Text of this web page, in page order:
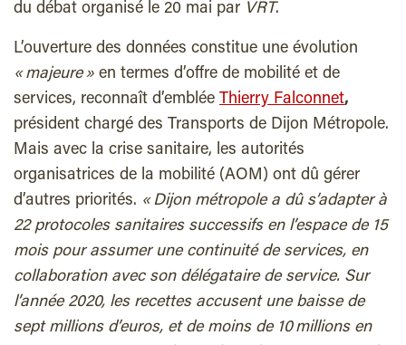
du débat organisé le 20 mai par VRT.
L’ouverture des données constitue une évolution
« majeure » en termes d’offre de mobilité et de
services, reconnaît d’emblée Thierry Falconnet,
président chargé des Transports de Dijon Métropole.
Mais avec la crise sanitaire, les autorités
organisatrices de la mobilité (AOM) ont dû gérer
d’autres priorités. « Dijon métropole a dû s’adapter à
22 protocoles sanitaires successifs en l’espace de 15
mois pour assumer une continuité de services, en
collaboration avec son délégataire de service. Sur
l’année 2020, les recettes accusent une baisse de
sept millions d’euros, et de moins de 10 millions en